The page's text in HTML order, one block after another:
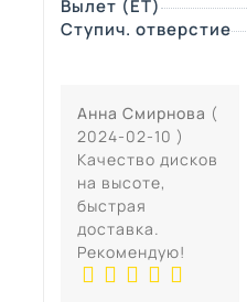
Вылет (ЕТ)
Ступич. отверстие
Анна Смирнова (
2024-02-10 )
Качество дисков
на высоте,
быстрая
доставка.
Рекомендую!